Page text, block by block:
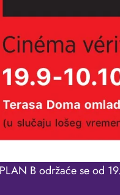
B održaće se od